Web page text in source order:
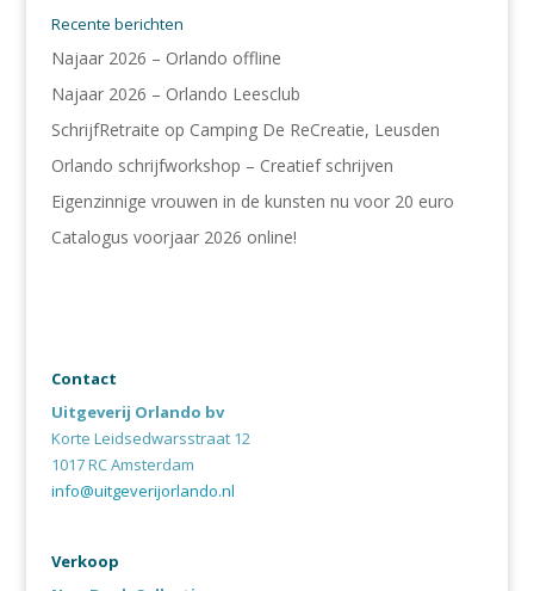
Recente berichten
Najaar 2026 – Orlando offline
Najaar 2026 – Orlando Leesclub
SchrijfRetraite op Camping De ReCreatie, Leusden
Orlando schrijfworkshop – Creatief schrijven
Eigenzinnige vrouwen in de kunsten nu voor 20 euro
Catalogus voorjaar 2026 online!
Contact
Uitgeverij Orlando bv
Korte Leidsedwarsstraat 12
1017 RC Amsterdam
info@uitgeverijorlando.nl
Verkoop